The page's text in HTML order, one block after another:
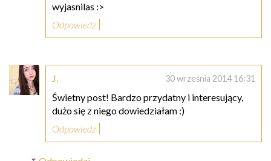
wyjasnilas :>
Odpowiedz
J. 30 września 2014 16:31
Świetny post! Bardzo przydatny i interesujący,
dużo się z niego dowiedziałam :)
Odpowiedz